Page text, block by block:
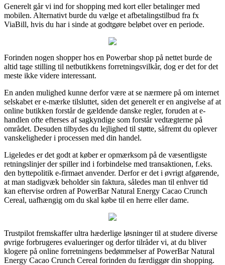
Generelt går vi ind for shopping med kort eller betalinger med
mobilen. Alternativt burde du vælge et afbetalingstilbud fra fx
ViaBill, hvis du har i sinde at godtgøre beløbet over en periode.
Forinden nogen shopper hos en Powerbar shop på nettet burde de
altid tage stilling til netbutikkens forretningsvilkår, dog er det for det
meste ikke videre interessant.
En anden mulighed kunne derfor være at se nærmere på om internet
selskabet er e-mærke tilsluttet, siden det generelt er en angivelse af at
online butikken forstår de gældende danske regler, foruden at e-
handlen ofte efterses af sagkyndige som forstår vedtægterne på
området. Desuden tilbydes du lejlighed til støtte, såfremt du oplever
vanskeligheder i processen med din handel.
Ligeledes er det godt at køber er opmærksom på de væsentligste
retningslinjer der spiller ind i forbindelse med transaktionen, f.eks.
den byttepolitik e-firmaet anvender. Derfor er det i øvrigt afgørende,
at man stadigvæk beholder sin faktura, således man til enhver tid
kan eftervise ordren af PowerBar Natural Energy Cacao Crunch
Cereal, uafhængig om du skal købe til en herre eller dame.
Trustpilot fremskaffer ultra hæderlige løsninger til at studere diverse
øvrige forbrugeres evalueringer og derfor tilråder vi, at du bliver
klogere på online forretningens bedømmelser af PowerBar Natural
Energy Cacao Crunch Cereal forinden du færdiggør din shopping.